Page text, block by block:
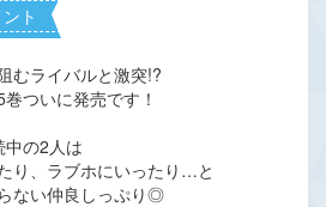
ト
むライバルと激突!?
ついに発売です！
の2人は
り、ラブホにいったり…と
ない仲良しっぷり◎